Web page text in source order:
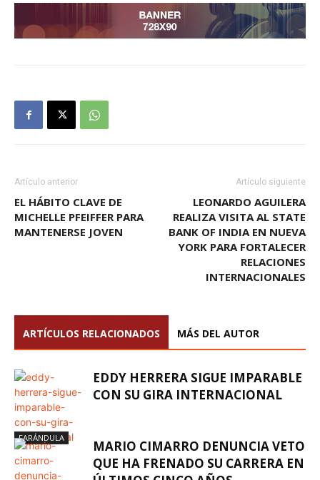
Artículo anterior
EL HÁBITO CLAVE DE
MICHELLE PFEIFFER PARA
MANTENERSE JOVEN
Artículo siguiente
LEONARDO AGUILERA
REALIZA VISITA AL STATE
BANK OF INDIA EN NUEVA
YORK PARA FORTALECER
RELACIONES
INTERNACIONALES
ARTÍCULOS RELACIONADOS MÁS DEL AUTOR
FARÁNDULA
EDDY HERRERA SIGUE IMPARABLE
CON SU GIRA INTERNACIONAL
MARIO CIMARRO DENUNCIA VETO
QUE HA FRENADO SU CARRERA EN